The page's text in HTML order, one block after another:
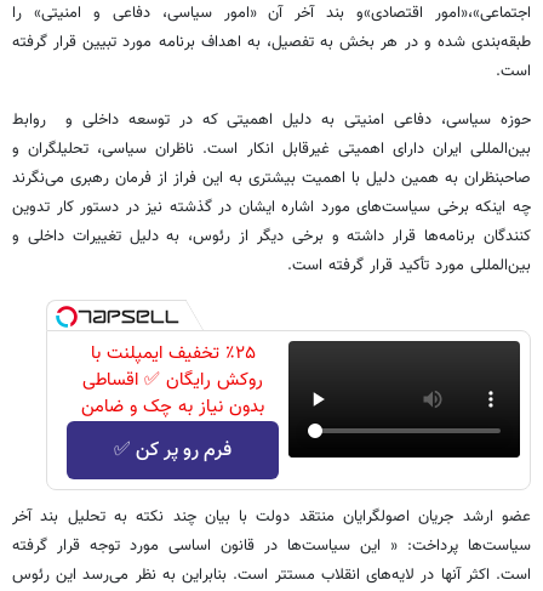
اجتماعی»‌،‌«امور اقتصادی»‌و بند آخر آن «امور سیاسی، دفاعی و امنیتی» را
طبقه‌بندی شده و در هر بخش به تفصیل، به اهداف برنامه مورد تبیین قرار گرفته
است.
حوزه سیاسی، دفاعی امنیتی به دلیل اهمیتی که در توسعه داخلی و روابط
بین‌المللی ایران دارای اهمیتی غیرقابل انکار است. ناظران سیاسی‌، تحلیلگران و
صاحبنظران به همین دلیل با اهمیت بیشتری به این فراز از فرمان رهبری می‌نگرند
چه اینکه برخی سیاست‌های مورد اشاره ایشان در گذشته نیز در دستور کار تدوین
کنندگان برنامه‌ها قرار داشته و برخی دیگر از رئوس، به دلیل تغییرات داخلی و
بین‌المللی مورد تأکید قرار گرفته است.
٪۲۵ تخفیف ایمپلنت با
روکش رایگان ✅ اقساطی
بدون نیاز به چک و ضامن
فرم رو پر کن ✅
عضو ارشد جریان اصولگرایان منتقد دولت با بیان چند نکته به تحلیل بند آخر
سیاست‌ها پرداخت: « این سیاست‌ها در قانون اساسی مورد توجه قرار گرفته
است. اکثر آنها در لایه‌های انقلاب مستتر است. بنابراین به نظر می‌رسد این رئوس